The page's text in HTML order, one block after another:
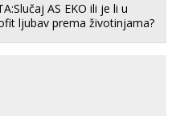
AS EKO ili je li u
ljubav prema životinjama?